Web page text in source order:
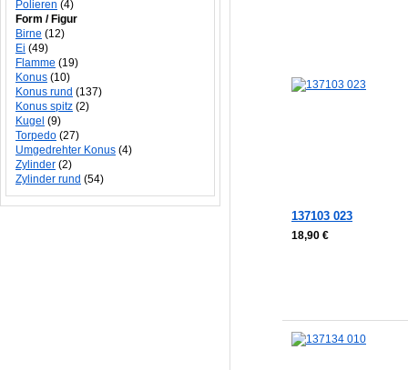
137103 023
18,90 €
Polieren (4)
Form / Figur
Birne (12)
Ei (49)
Flamme (19)
Konus (10)
Konus rund (137)
Konus spitz (2)
Kugel (9)
Torpedo (27)
Umgedrehter Konus (4)
Zylinder (2)
Zylinder rund (54)